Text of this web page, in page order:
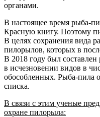
органами.
В настоящее время рыба-
Красную книгу. Поэтому
В целях сохранения вида
пилорылов, которых в
В 2018 году был
в исчезновении видов в
обособленных. Рыба-пила
списка.
В связи с этим ученые
охране пилорыла: